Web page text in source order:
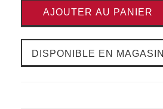
AJOUTER AU PANIER
DISPONIBLE EN MAGASIN